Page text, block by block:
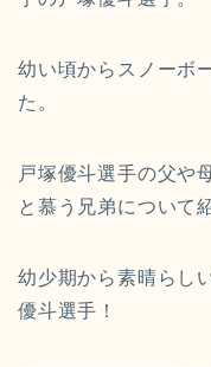
幼い頃からスノーボ
た。
戸塚優斗選手の父や
と慕う兄弟について
幼少期から素晴らし
優斗選手！